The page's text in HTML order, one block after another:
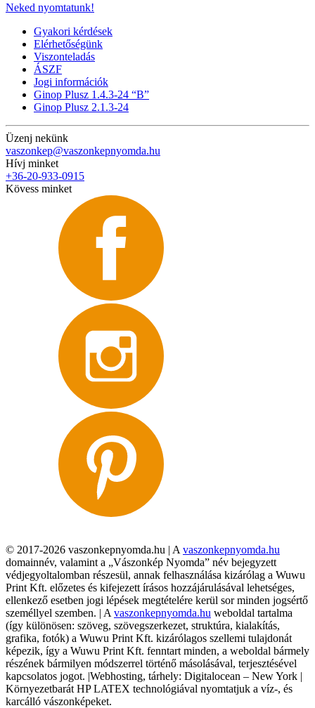
Neked nyomtatunk!
Gyakori kérdések
Elérhetőségünk
Viszonteladás
ÁSZF
Jogi információk
Ginop Plusz 1.4.3-24 “B”
Ginop Plusz 2.1.3-24
Üzenj nekünk
vaszonkep@vaszonkepnyomda.hu
Hívj minket
+36-20-933-0915
Kövess minket
© 2017-2026 vaszonkepnyomda.hu | A vaszonkepnyomda.hu
domainnév, valamint a „Vászonkép Nyomda” név bejegyzett
védjegyoltalomban részesül, annak felhasználása kizárólag a Wuwu
Print Kft. előzetes és kifejezett írásos hozzájárulásával lehetséges,
ellenkező esetben jogi lépések megtételére kerül sor minden jogsértő
személlyel szemben. | A vaszonkepnyomda.hu weboldal tartalma
(így különösen: szöveg, szövegszerkezet, struktúra, kialakítás,
grafika, fotók) a Wuwu Print Kft. kizárólagos szellemi tulajdonát
képezik, így a Wuwu Print Kft. fenntart minden, a weboldal bármely
részének bármilyen módszerrel történő másolásával, terjesztésével
kapcsolatos jogot. |Webhosting, tárhely: Digitalocean – New York |
Környezetbarát HP LATEX technológiával nyomtatjuk a víz-, és
karcálló vászonképeket.